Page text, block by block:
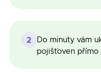
2
Do minuty vám
pojišťoven přímo